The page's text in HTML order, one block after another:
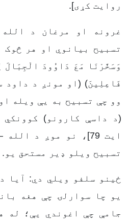
روایت کړی].
غرونه او مرغان د
تسبیح بیانوي او هر څوک
وَسَخَّرْنَا مَعَ دَاوُودَ الْجِبَالَ
فَاعِلِينَ) (او مونږ د داود
وو چې تسبیح به يې ویله
(د داسې كارونو) كوونكي
ایت 79]، نو موږ د
تسبیح ویلو ډیر مستحق یو.
ځينو سلفو ويلي دي: آیا
یو چا سوارلۍ چې هغه
جامې چې اغوندي یې؛ له